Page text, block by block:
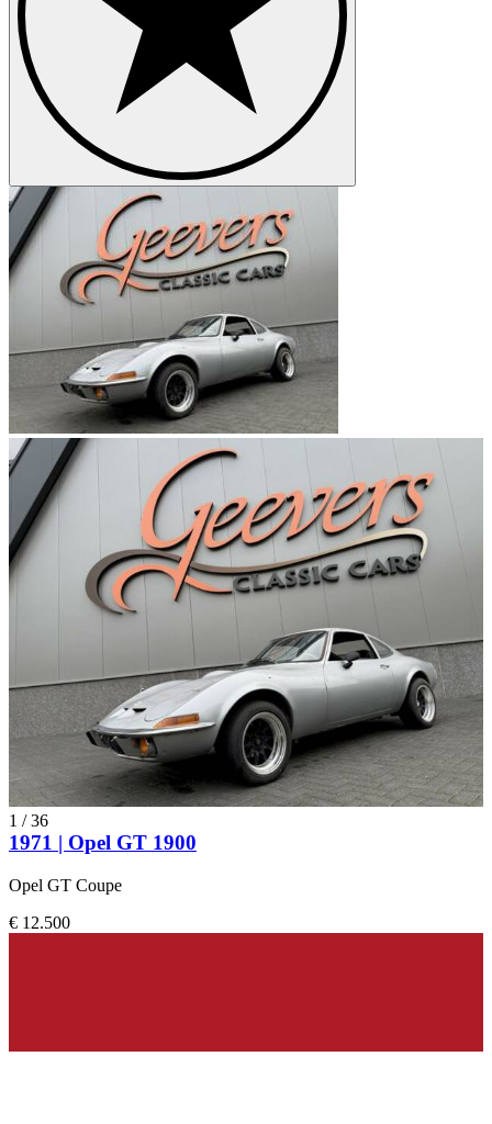
1 /36
1971 | Opel GT 1900
Opel GT Coupe
€ 12.500